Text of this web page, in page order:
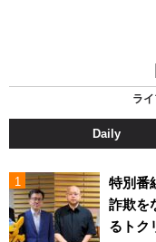
ラ
Daily
特別番
詐欺を
るトク